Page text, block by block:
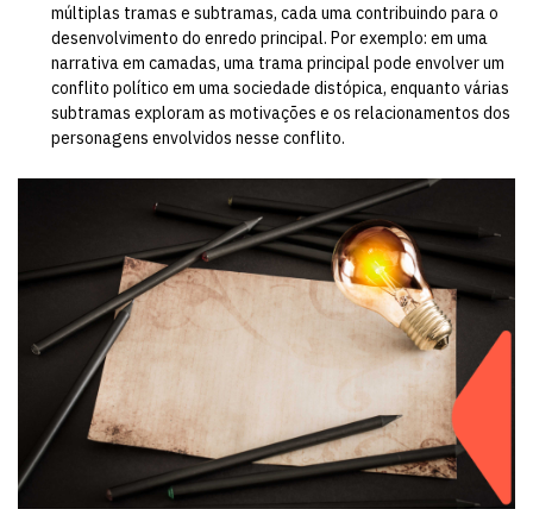
múltiplas tramas e subtramas, cada uma contribuindo para o
desenvolvimento do enredo principal. Por exemplo: em uma
narrativa em camadas, uma trama principal pode envolver um
conflito político em uma sociedade distópica, enquanto várias
subtramas exploram as motivações e os relacionamentos dos
personagens envolvidos nesse conflito.